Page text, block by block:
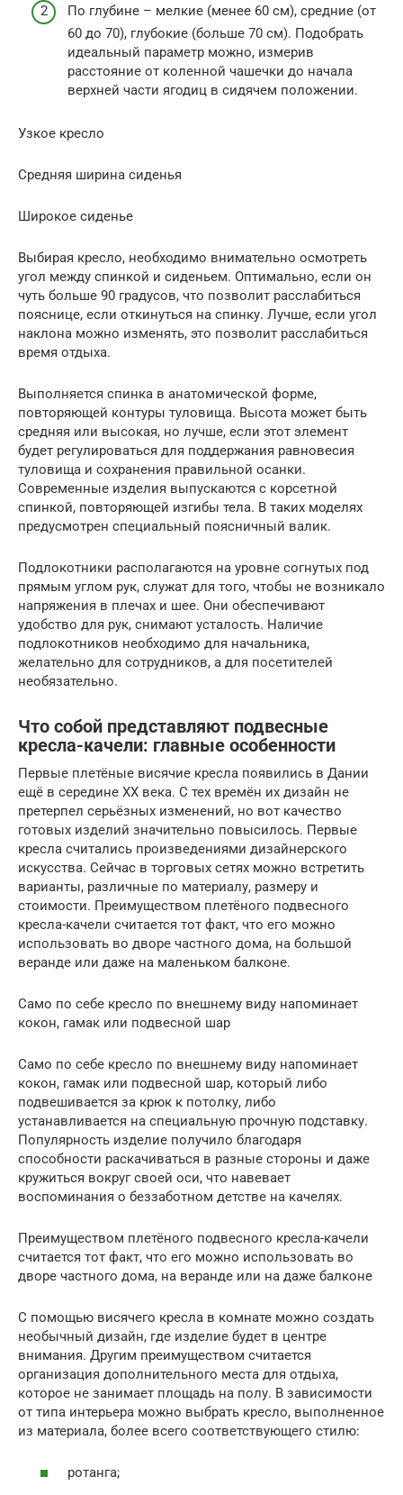
По глубине – мелкие (менее 60 см), средние (от
60 до 70), глубокие (больше 70 см). Подобрать
идеальный параметр можно, измерив
расстояние от коленной чашечки до начала
верхней части ягодиц в сидячем положении.
Узкое кресло
Средняя ширина сиденья
Широкое сиденье
Выбирая кресло, необходимо внимательно осмотреть
угол между спинкой и сиденьем. Оптимально, если он
чуть больше 90 градусов, что позволит расслабиться
пояснице, если откинуться на спинку. Лучше, если угол
наклона можно изменять, это позволит расслабиться
время отдыха.
Выполняется спинка в анатомической форме,
повторяющей контуры туловища. Высота может быть
средняя или высокая, но лучше, если этот элемент
будет регулироваться для поддержания равновесия
туловища и сохранения правильной осанки.
Современные изделия выпускаются с корсетной
спинкой, повторяющей изгибы тела. В таких моделях
предусмотрен специальный поясничный валик.
Подлокотники располагаются на уровне согнутых под
прямым углом рук, служат для того, чтобы не возникало
напряжения в плечах и шее. Они обеспечивают
удобство для рук, снимают усталость. Наличие
подлокотников необходимо для начальника,
желательно для сотрудников, а для посетителей
необязательно.
Что собой представляют подвесные
кресла-качели: главные особенности
Первые плетёные висячие кресла появились в Дании
ещё в середине XX века. С тех времён их дизайн не
претерпел серьёзных изменений, но вот качество
готовых изделий значительно повысилось. Первые
кресла считались произведениями дизайнерского
искусства. Сейчас в торговых сетях можно встретить
варианты, различные по материалу, размеру и
стоимости. Преимуществом плетёного подвесного
кресла-качели считается тот факт, что его можно
использовать во дворе частного дома, на большой
веранде или даже на маленьком балконе.
Само по себе кресло по внешнему виду напоминает
кокон, гамак или подвесной шар
Само по себе кресло по внешнему виду напоминает
кокон, гамак или подвесной шар, который либо
подвешивается за крюк к потолку, либо
устанавливается на специальную прочную подставку.
Популярность изделие получило благодаря
способности раскачиваться в разные стороны и даже
кружиться вокруг своей оси, что навевает
воспоминания о беззаботном детстве на качелях.
Преимуществом плетёного подвесного кресла-качели
считается тот факт, что его можно использовать во
дворе частного дома, на веранде или на даже балконе
С помощью висячего кресла в комнате можно создать
необычный дизайн, где изделие будет в центре
внимания. Другим преимуществом считается
организация дополнительного места для отдыха,
которое не занимает площадь на полу. В зависимости
от типа интерьера можно выбрать кресло, выполненное
из материала, более всего соответствующего стилю:
ротанга;